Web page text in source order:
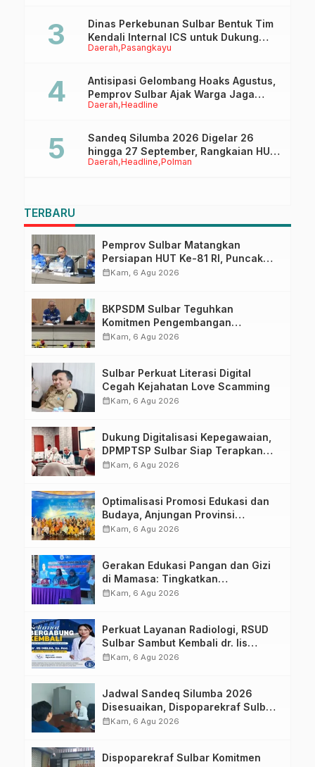
Daerah Pasangkayu
Dinas Perkebunan Sulbar Bentuk Tim
Kendali Internal ICS untuk Dukung
Sertifikasi ISPO Pekebun di
Daerah Headline
Antisipasi Gelombang Hoaks Agustus,
Pemprov Sulbar Ajak Warga Jaga
Ruang Digital
Daerah Headline Polman
Sandeq Silumba 2026 Digelar 26
hingga 27 September, Rangkaian HUT
Sulbar
TERBARU
Pemprov Sulbar Matangkan
Persiapan HUT Ke-81 RI, Puncak
Upacara di Lapangan Ahmad
calendar_monthKam, 6 Agu 2026
BKPSDM Sulbar Teguhkan
Komitmen Pengembangan
Kompetensi ASN melalui
calendar_monthKam, 6 Agu 2026
Sulbar Perkuat Literasi Digital
Cegah Kejahatan Love Scamming
calendar_monthKam, 6 Agu 2026
Dukung Digitalisasi Kepegawaian,
DPMPTSP Sulbar Siap Terapkan
Aplikasi FLEKSI ASN
calendar_monthKam, 6 Agu 2026
Optimalisasi Promosi Edukasi dan
Budaya, Anjungan Provinsi
Sulawesi Barat Perkuat Kolaborasi
calendar_monthKam, 6 Agu 2026
Gerakan Edukasi Pangan dan Gizi
di Mamasa: Tingkatkan
Pengetahuan dan Keterampilan
calendar_monthKam, 6 Agu 2026
Perkuat Layanan Radiologi, RSUD
Sulbar Sambut Kembali dr. Iis
Imelda, Sp.Rad
calendar_monthKam, 6 Agu 2026
Jadwal Sandeq Silumba 2026
Disesuaikan, Dispoparekraf Sulbar
Pastikan Persiapan Tetap
calendar_monthKam, 6 Agu 2026
Dispoparekraf Sulbar Komitmen